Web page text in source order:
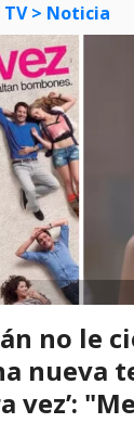
> Noticia
no le
nueva
vez’: